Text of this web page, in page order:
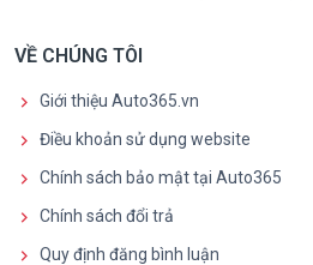
VỀ CHÚNG TÔI
Giới thiệu Auto365.vn
Điều khoản sử dụng website
Chính sách bảo mật tại Auto365
Chính sách đổi trả
Quy định đăng bình luận